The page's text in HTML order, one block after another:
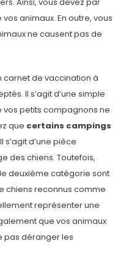
animaux. En outre, vous
ne causent pas de
carnet de vaccination à
Il s’agit d’une simple
vos petits compagnons ne
que certains campings
d’une pièce
des chiens. Toutefois,
deuxième catégorie sont
chiens reconnus comme
représenter une
que vos animaux
pas déranger les